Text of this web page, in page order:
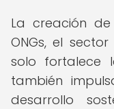
La creación
ONGs, el
solo fortalece
también
desarrollo